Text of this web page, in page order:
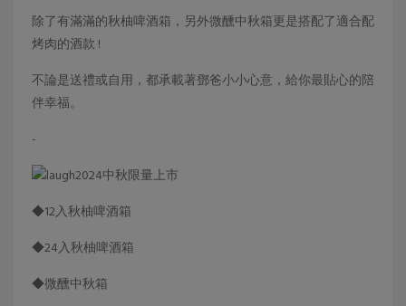
除了有滿滿的秋柚啤酒箱，另外微醺中秋箱更是搭配了適合配
烤肉的酒款 !
不論是送禮或自用，都承載著鄧爸小小心意，給你最貼心的陪
伴幸福。
-
2024中秋限量上市
◆12入秋柚啤酒箱
◆24入秋柚啤酒箱
◆微醺中秋箱